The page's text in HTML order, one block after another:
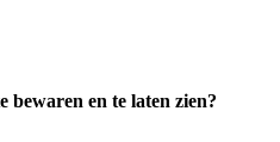
bewaren en te laten zien?